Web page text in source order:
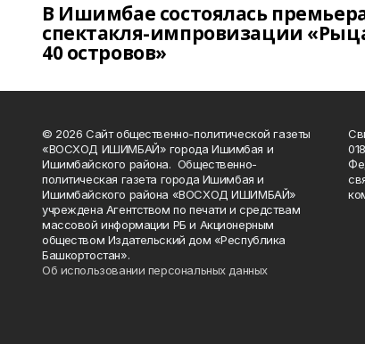
В Ишимбае состоялась
спектакля-импровизации
40 островов»
© 2026 Сайт общественно-политической газеты
«ВОСХОД ИШИМБАЙ» города Ишимбая и
Ишимбайского района. Общественно-
политическая газета города Ишимбая и
Ишимбайского района «ВОСХОД ИШИМБАЙ»
учреждена Агентством по печати и средствам
массовой информации РБ и Акционерным
обществом Издательский дом «Республика
Башкортостан».
Об использовании персональных данных